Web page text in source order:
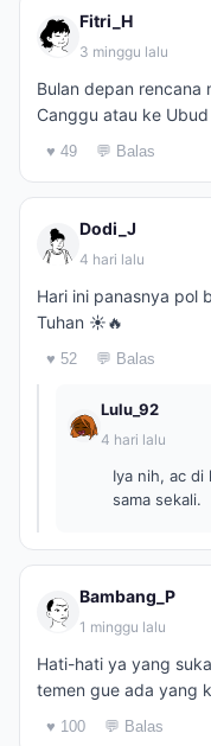
Fitri_H
3 minggu lalu
Bulan depan rencana
Canggu atau ke
♥ 49 💬 Balas
Dodi_J
4 hari lalu
Hari ini panasnya pol
Tuhan ☀️🔥
♥ 52 💬 Balas
Lulu_92
4 hari lalu
Iya nih, ac di
sama sekali.
Bambang_P
1 minggu lalu
Hati-hati ya yang
temen gue ada yang
♥ 100 💬 Balas